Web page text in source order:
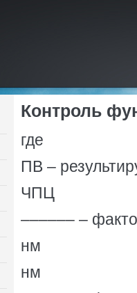
Контроль
где
ПВ –
ЧПЦ
–––––– –
нм
нм